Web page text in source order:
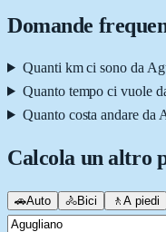
Domande
Quanti km ci sono da
Quanto tempo ci vuole
Quanto costa andare da
Calcola un altro
🚗Auto 🚴Bici 🚶 A piedi